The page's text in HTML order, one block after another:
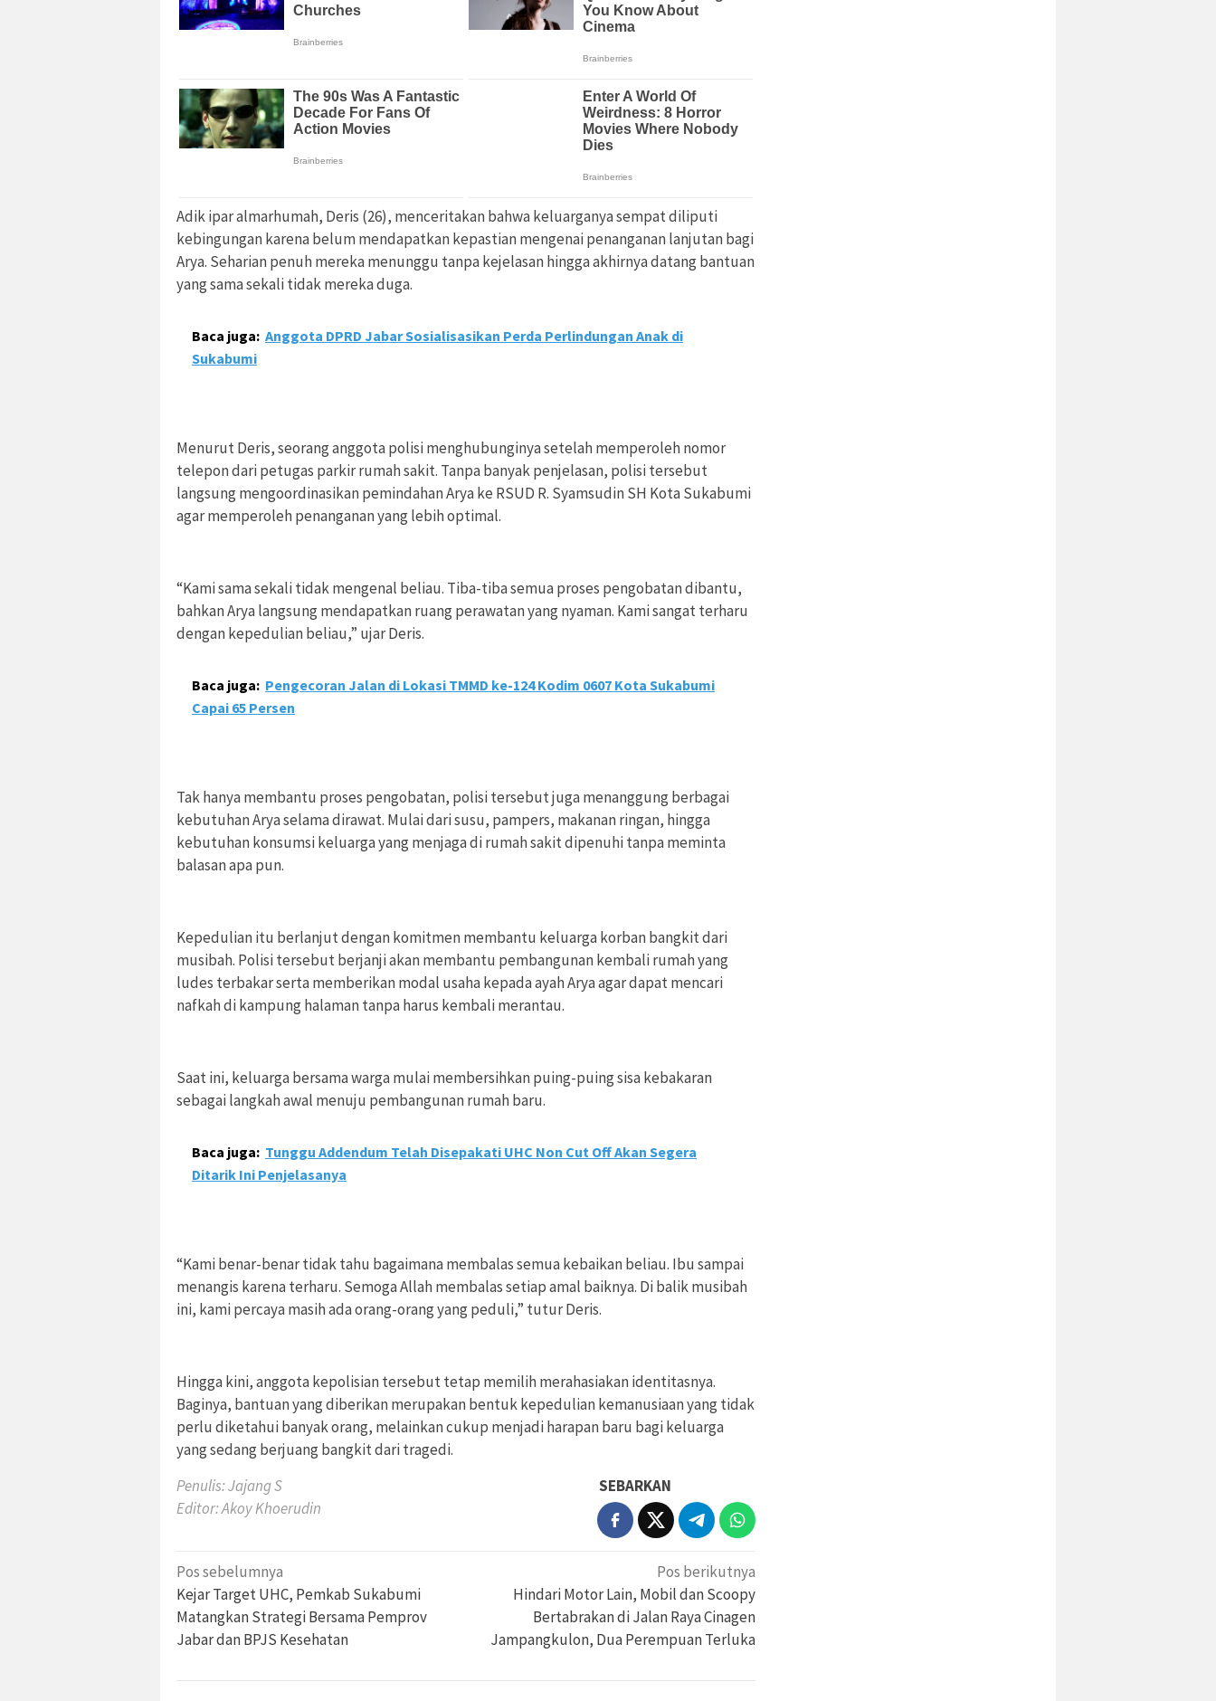
Adik ipar almarhumah, Deris (26), menceritakan bahwa keluarganya sempat diliputi
kebingungan karena belum mendapatkan kepastian mengenai penanganan lanjutan bagi
Arya. Seharian penuh mereka menunggu tanpa kejelasan hingga akhirnya datang bantuan
yang sama sekali tidak mereka duga.
Baca juga: Anggota DPRD Jabar Sosialisasikan Perda Perlindungan Anak di
Sukabumi
Menurut Deris, seorang anggota polisi menghubunginya setelah memperoleh nomor
telepon dari petugas parkir rumah sakit. Tanpa banyak penjelasan, polisi tersebut
langsung mengoordinasikan pemindahan Arya ke RSUD R. Syamsudin SH Kota Sukabumi
agar memperoleh penanganan yang lebih optimal.
“Kami sama sekali tidak mengenal beliau. Tiba-tiba semua proses pengobatan dibantu,
bahkan Arya langsung mendapatkan ruang perawatan yang nyaman. Kami sangat terharu
dengan kepedulian beliau,” ujar Deris.
Baca juga: Pengecoran Jalan di Lokasi TMMD ke-124 Kodim 0607 Kota Sukabumi
Capai 65 Persen
Tak hanya membantu proses pengobatan, polisi tersebut juga menanggung berbagai
kebutuhan Arya selama dirawat. Mulai dari susu, pampers, makanan ringan, hingga
kebutuhan konsumsi keluarga yang menjaga di rumah sakit dipenuhi tanpa meminta
balasan apa pun.
Kepedulian itu berlanjut dengan komitmen membantu keluarga korban bangkit dari
musibah. Polisi tersebut berjanji akan membantu pembangunan kembali rumah yang
ludes terbakar serta memberikan modal usaha kepada ayah Arya agar dapat mencari
nafkah di kampung halaman tanpa harus kembali merantau.
Saat ini, keluarga bersama warga mulai membersihkan puing-puing sisa kebakaran
sebagai langkah awal menuju pembangunan rumah baru.
Baca juga: Tunggu Addendum Telah Disepakati UHC Non Cut Off Akan Segera
Ditarik Ini Penjelasanya
“Kami benar-benar tidak tahu bagaimana membalas semua kebaikan beliau. Ibu sampai
menangis karena terharu. Semoga Allah membalas setiap amal baiknya. Di balik musibah
ini, kami percaya masih ada orang-orang yang peduli,” tutur Deris.
Hingga kini, anggota kepolisian tersebut tetap memilih merahasiakan identitasnya.
Baginya, bantuan yang diberikan merupakan bentuk kepedulian kemanusiaan yang tidak
perlu diketahui banyak orang, melainkan cukup menjadi harapan baru bagi keluarga
yang sedang berjuang bangkit dari tragedi.
Penulis: Jajang S
Editor: Akoy Khoerudin
SEBARKAN
Navigasi
pos
Pos sebelumnya
Kejar Target UHC, Pemkab Sukabumi
Matangkan Strategi Bersama Pemprov
Jabar dan BPJS Kesehatan
Pos berikutnya
Hindari Motor Lain, Mobil dan Scoopy
Bertabrakan di Jalan Raya Cinagen
Jampangkulon, Dua Perempuan Terluka